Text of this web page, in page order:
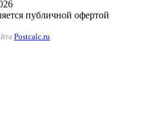
публичной офертой
Postcalc.ru